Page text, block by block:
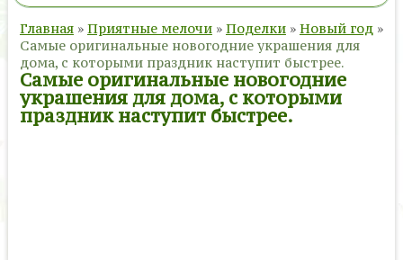
Главная » Приятные мелочи » Поделки » Новый год »
Самые оригинальные новогодние украшения для
дома, с которыми праздник наступит быстрее.
Самые оригинальные новогодние
украшения для дома, с которыми
праздник наступит быстрее.